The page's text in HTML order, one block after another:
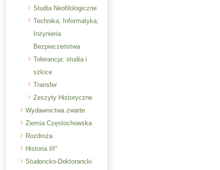
Studia Neofilologiczne
Technika, Informatyka,
Inżynieria
Bezpieczeństwa
Tolerancja: studia i
szkice
Transfer
Zeszyty Historyczne
Wydawnictwa zwarte
Ziemia Częstochowska
Rozdroża
Historia III°
Studencko-Doktorancki